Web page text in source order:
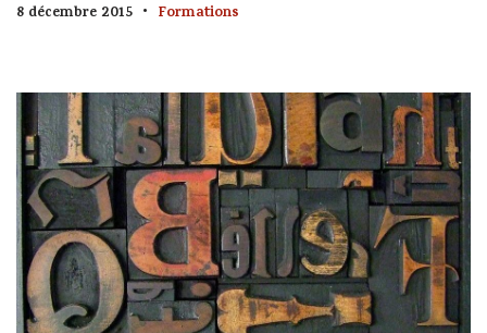
8 décembre 2015 Formations